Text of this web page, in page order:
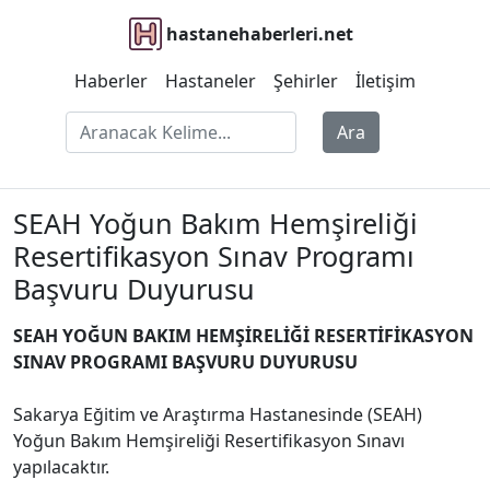
hastanehaberleri.net
Haberler
Hastaneler Şehirler İletişim
Ara
SEAH Yoğun Bakım Hemşireliği
Resertifikasyon Sınav Programı
Başvuru Duyurusu
SEAH YOĞUN BAKIM HEMŞİRELİĞİ RESERTİFİKASYON
SINAV PROGRAMI BAŞVURU DUYURUSU
Sakarya Eğitim ve Araştırma Hastanesinde (SEAH)
Yoğun Bakım Hemşireliği Resertifikasyon Sınavı
yapılacaktır.